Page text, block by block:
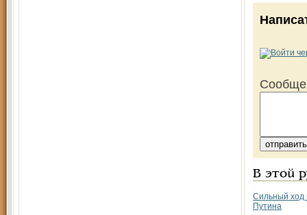
В этой
Сильный ход
Путина